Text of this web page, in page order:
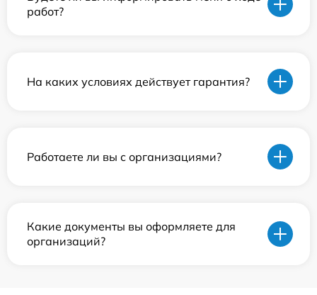
работ?
На каких условиях действует гарантия?
Работаете ли вы с организациями?
Какие документы вы оформляете для
организаций?